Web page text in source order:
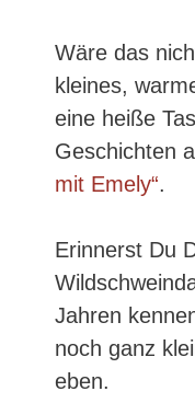
Wäre das
kleines,
eine heiße
Geschichten
mit Emely“.
Erinnerst Du
Jahren
noch ganz
eben.